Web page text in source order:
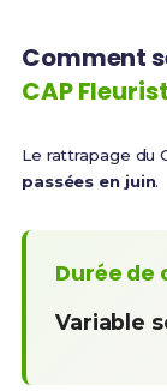
Comment
CAP
Le rattrapage du
passées en juin.
Durée de
Variable